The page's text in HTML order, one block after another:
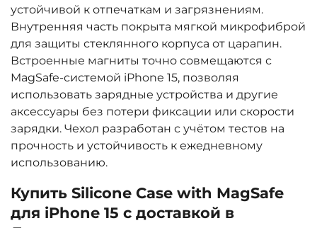
устойчивой к отпечаткам и загрязнениям.
Внутренняя часть покрыта мягкой микрофиброй
для защиты стеклянного корпуса от царапин.
Встроенные магниты точно совмещаются с
MagSafe-системой iPhone 15, позволяя
использовать зарядные устройства и другие
аксессуары без потери фиксации или скорости
зарядки. Чехол разработан с учётом тестов на
прочность и устойчивость к ежедневному
использованию.
Купить Silicone Case with MagSafe
для iPhone 15 с доставкой в